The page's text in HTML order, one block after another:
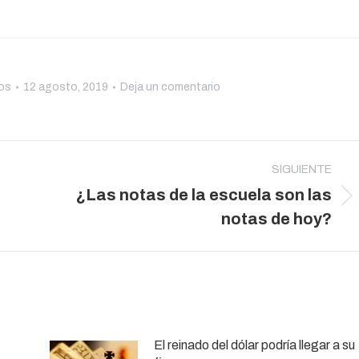
12 agosto, 2019 Deja un comentario
SIGUIENTE
Publicación
¿Las notas de la escuela son las
notas de hoy?
El reinado del dólar podría llegar a su